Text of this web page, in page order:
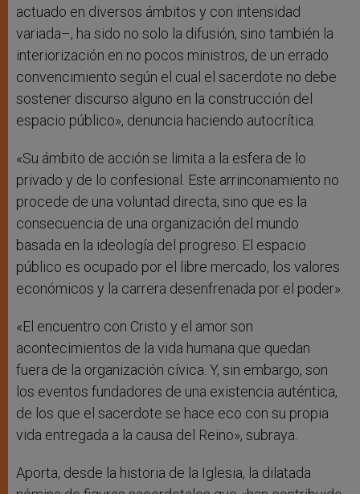
actuado en diversos ámbitos y con intensidad
variada–, ha sido no solo la difusión, sino también la
interiorización en no pocos ministros, de un errado
convencimiento según el cual el sacerdote no debe
sostener discurso alguno en la construcción del
espacio público», denuncia haciendo autocrítica.
«Su ámbito de acción se limita a la esfera de lo
privado y de lo confesional. Este arrinconamiento no
procede de una voluntad directa, sino que es la
consecuencia de una organización del mundo
basada en la ideología del progreso. El espacio
público es ocupado por el libre mercado, los valores
económicos y la carrera desenfrenada por el poder».
«El encuentro con Cristo y el amor son
acontecimientos de la vida humana que quedan
fuera de la organización cívica. Y, sin embargo, son
los eventos fundadores de una existencia auténtica,
de los que el sacerdote se hace eco con su propia
vida entregada a la causa del Reino», subraya.
Aporta, desde la historia de la Iglesia, la dilatada